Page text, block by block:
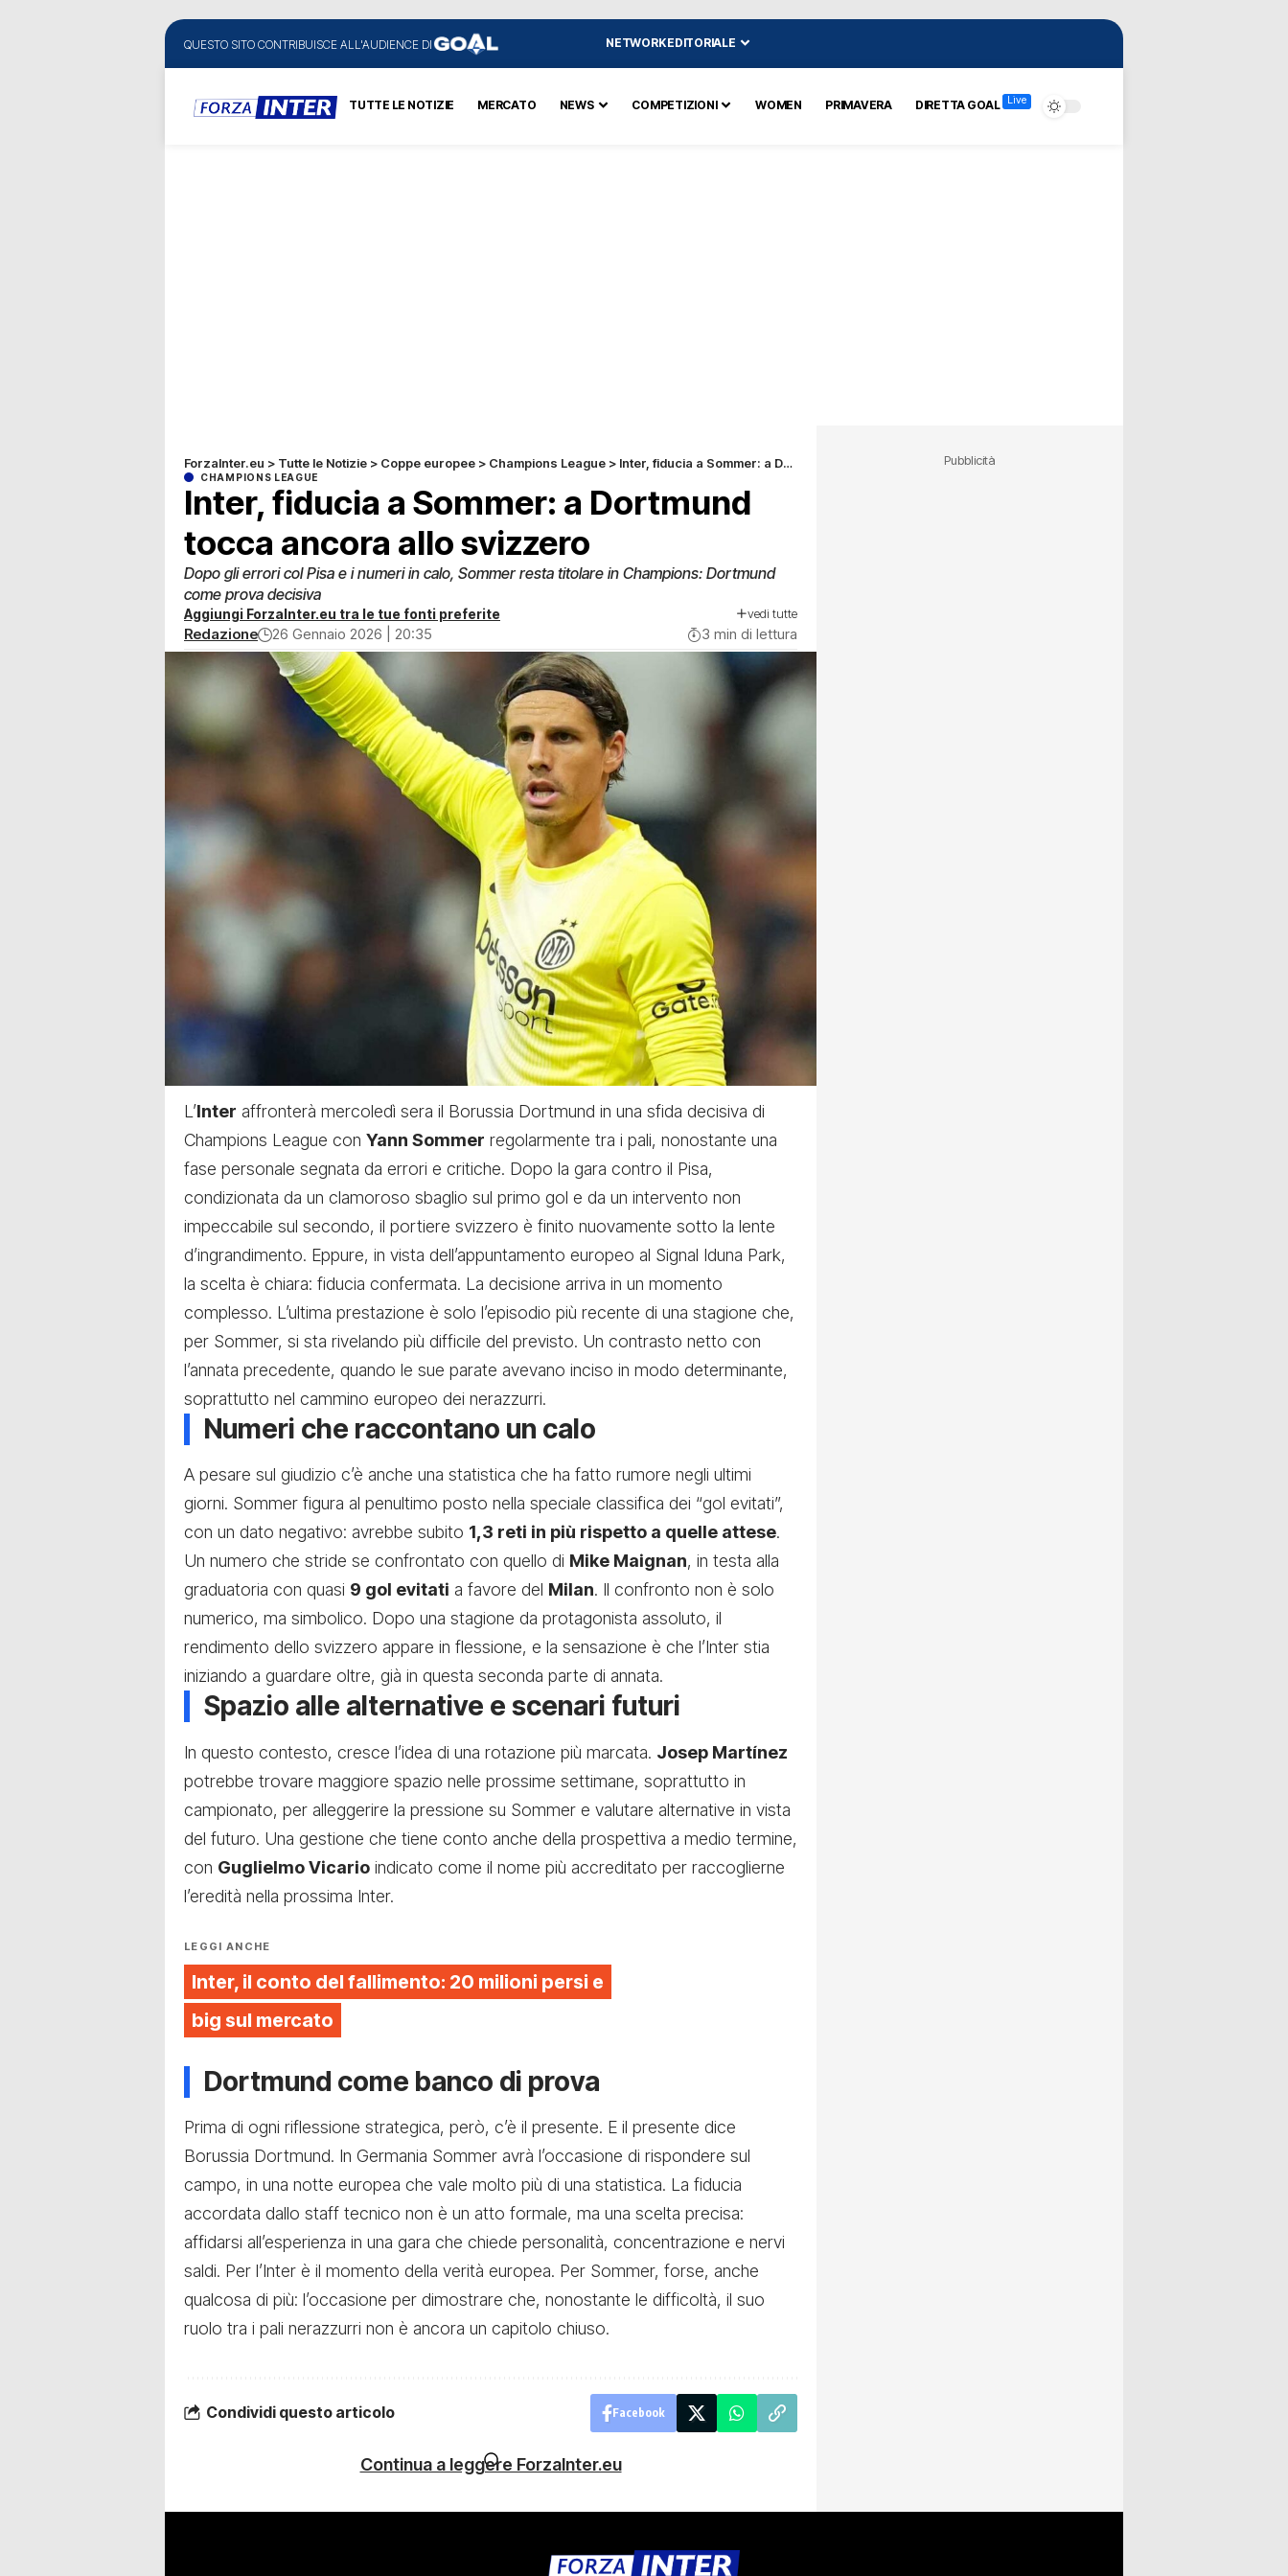
QUESTO SITO CONTRIBUISCE ALL'AUDIENCE DI NETWORK EDITORIALE
TUTTE LE NOTIZIE MERCATO NEWS COMPETIZIONI WOMEN PRIMAVERA DIRETTA GOAL Live
ForzaInter.eu > Tutte le Notizie > Coppe europee > Champions League > Inter, fiducia a Sommer: a Dortmund tocca ancora allo svizzero
CHAMPIONS LEAGUE
Inter, fiducia a Sommer: a Dortmund
tocca ancora allo svizzero
Dopo gli errori col Pisa e i numeri in calo, Sommer resta titolare in Champions: Dortmund
come prova decisiva
Aggiungi ForzaInter.eu tra le tue fonti preferite vedi tutte
Redazione 26 Gennaio 2026 | 20:35 3 min di lettura
L’Inter affronterà mercoledì sera il Borussia Dortmund in una sfida decisiva di
Champions League con Yann Sommer regolarmente tra i pali, nonostante una
fase personale segnata da errori e critiche. Dopo la gara contro il Pisa,
condizionata da un clamoroso sbaglio sul primo gol e da un intervento non
impeccabile sul secondo, il portiere svizzero è finito nuovamente sotto la lente
d’ingrandimento. Eppure, in vista dell’appuntamento europeo al Signal Iduna Park,
la scelta è chiara: fiducia confermata. La decisione arriva in un momento
complesso. L’ultima prestazione è solo l’episodio più recente di una stagione che,
per Sommer, si sta rivelando più difficile del previsto. Un contrasto netto con
l’annata precedente, quando le sue parate avevano inciso in modo determinante,
soprattutto nel cammino europeo dei nerazzurri.
Numeri che raccontano un calo
A pesare sul giudizio c’è anche una statistica che ha fatto rumore negli ultimi
giorni. Sommer figura al penultimo posto nella speciale classifica dei “gol evitati”,
con un dato negativo: avrebbe subito 1,3 reti in più rispetto a quelle attese.
Un numero che stride se confrontato con quello di Mike Maignan, in testa alla
graduatoria con quasi 9 gol evitati a favore del Milan. Il confronto non è solo
numerico, ma simbolico. Dopo una stagione da protagonista assoluto, il
rendimento dello svizzero appare in flessione, e la sensazione è che l’Inter stia
iniziando a guardare oltre, già in questa seconda parte di annata.
Spazio alle alternative e scenari futuri
In questo contesto, cresce l’idea di una rotazione più marcata. Josep Martínez
potrebbe trovare maggiore spazio nelle prossime settimane, soprattutto in
campionato, per alleggerire la pressione su Sommer e valutare alternative in vista
del futuro. Una gestione che tiene conto anche della prospettiva a medio termine,
con Guglielmo Vicario indicato come il nome più accreditato per raccoglierne
l’eredità nella prossima Inter.
LEGGI ANCHE
Inter, il conto del fallimento: 20 milioni persi e
big sul mercato
Dortmund come banco di prova
Prima di ogni riflessione strategica, però, c’è il presente. E il presente dice
Borussia Dortmund. In Germania Sommer avrà l’occasione di rispondere sul
campo, in una notte europea che vale molto più di una statistica. La fiducia
accordata dallo staff tecnico non è un atto formale, ma una scelta precisa:
affidarsi all’esperienza in una gara che chiede personalità, concentrazione e nervi
saldi. Per l’Inter è il momento della verità europea. Per Sommer, forse, anche
qualcosa di più: l’occasione per dimostrare che, nonostante le difficoltà, il suo
ruolo tra i pali nerazzurri non è ancora un capitolo chiuso.
Condividi questo articolo Facebook
Continua a leggere ForzaInter.eu
Pubblicità